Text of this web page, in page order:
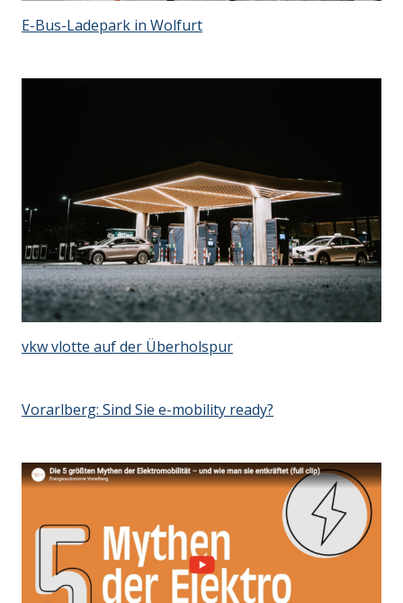
E-Bus-Ladepark in Wolfurt
vkw vlotte auf der Überholspur
Vorarlberg: Sind Sie e-mobility ready?